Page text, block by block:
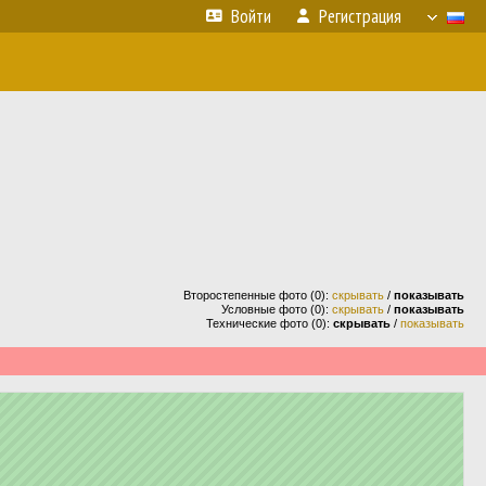
Войти Регистрация
Второстепенные фото (0): скрывать / показывать
Условные фото (0): скрывать / показывать
Технические фото (0): скрывать / показывать